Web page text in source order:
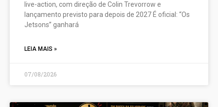
live-action, com direção de Colin Trevorrow e
lançamento previsto para depois de 2027 É oficial: “Os
Jetsons” ganhará
LEIA MAIS »
07/08/2026